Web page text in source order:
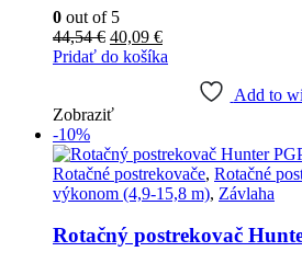
0 out of 5
44,54€ Pôvodná
cena
40,09 €Aktuálna
cena
40,09 €.
Pridať do košíka
Add to
Zobraziť
-10%
Rotačné postrekovače, Rotačné
výkonom (4,9-15,8 m), Závlaha
Rotačný postrekovač